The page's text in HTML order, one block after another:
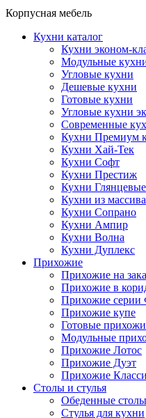
Корпусная мебель
Кухни каталог
Кухни эконом-
Модульные
Угловые кухни
Дешевые кухни
Готовые кухни
Угловые кухни
Современные
Кухни Премиум
Кухни Хай-Тек
Кухни Софт
Кухни Престиж
Кухни Глянцевые
Кухни из массива
Кухни Сопрано
Кухни Ампир
Кухни Волна
Кухни Дуплекс
Прихожие
Прихожие на
Прихожие в
Прихожие
Прихожие купе
Готовые
Модульные
Прихожие Лотос
Прихожие Дуэт
Прихожие
Столы и стулья
Обеденные столы
Стулья для кухни